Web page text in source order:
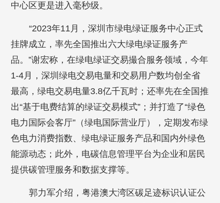
中心区更是进入毫秒级。
“2023年11月，深圳市绿电绿证服务中心正式
挂牌成立，率先全国推出六大绿电绿证服务产
品。”谢宏称，在绿电绿证交易撮合服务领域，今年
1-4月，深圳绿电交易电量和交易用户数均创全省
最高，绿电交易电量3.8亿千瓦时；还率先在全国推
出“基于电费结算的绿证交易模式”；并打造了“绿色
电力国际会客厅”（绿电国际营业厅），定期发布绿
色电力消费指数、绿电绿证服务产品和国内外绿色
能源动态；此外，电碳信息管理平台为企业和居民
提供碳管理服务和数据支撑等。
郭力军介绍，粤港澳大湾区碳足迹标识认证公